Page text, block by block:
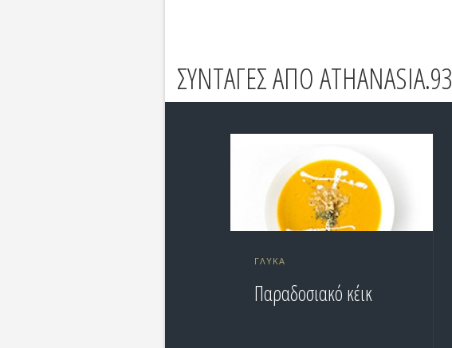
ΣΥΝΤΑΓΕΣ ΑΠΟ ATHANASIA.93
ΓΛΥΚΆ
Παραδοσιακό κέικ